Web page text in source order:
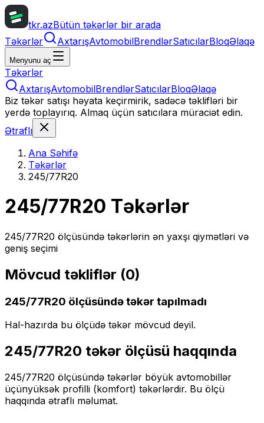
tkr.azBütün təkərlər bir arada
Təkərlər
AxtarışAvtomobilBrendlərSatıcılarBloqƏlaqə
Menyunu aç
Təkərlər
AxtarışAvtomobilBrendlərSatıcılarBloqƏlaqə
Biz təkər satışı həyata keçirmirik, sadəcə təklifləri bir
yerdə toplayırıq. Almaq üçün satıcılara müraciət edin.
Ətraflı
Ana Səhifə
Təkərlər
245/77R20
245/77R20 Təkərlər
245/77R20 ölçüsündə təkərlərin ən yaxşı qiymətləri və
geniş seçimi
Mövcud təkliflər (0)
245/77R20 ölçüsündə təkər tapılmadı
Hal-hazırda bu ölçüdə təkər mövcud deyil.
245/77R20 təkər ölçüsü haqqında
245/77R20 ölçüsündə təkərlər böyük avtomobillər
üçünyüksək profilli (komfort) təkərlərdir. Bu ölçü
haqqında ətraflı məlumat.